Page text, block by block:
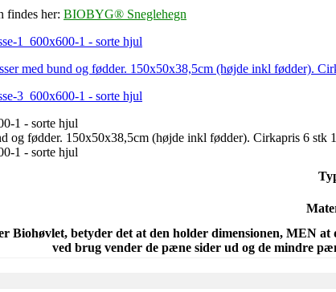
findes her: BIOBYG® Sneglehegn
Biohøvlet, betyder det at den holder dimensionen, MEN
ved brug vender de pæne sider ud og de mindre